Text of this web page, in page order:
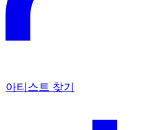
아티스트 찾기